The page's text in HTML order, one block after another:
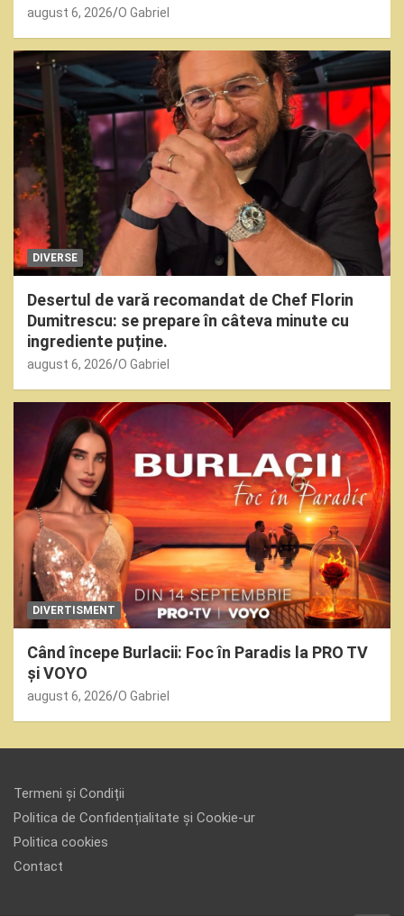
august 6, 2026 O Gabriel
DIVERSE
Desertul de vară recomandat de Chef Florin
Dumitrescu: se prepare în câteva minute cu
ingrediente puține.
august 6, 2026 O Gabriel
DIVERTISMENT
Când începe Burlacii: Foc în Paradis la PRO TV
și VOYO
august 6, 2026 O Gabriel
Termeni și Condiții
Politica de Confidențialitate și Cookie-ur
Politica cookies
Contact